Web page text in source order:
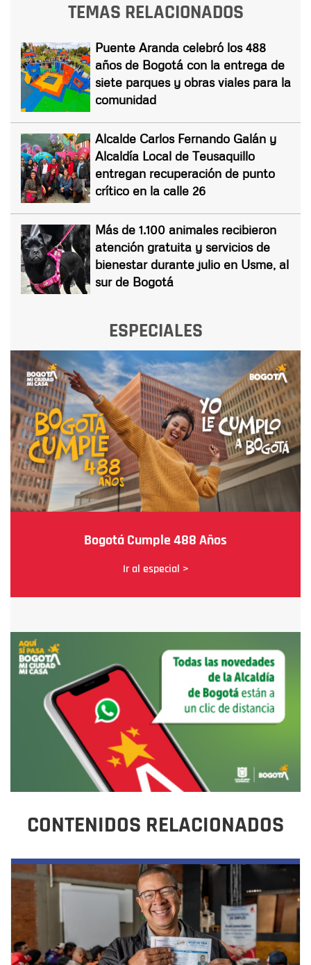
TEMAS RELACIONADOS
Puente Aranda celebró los 488
años de Bogotá con la entrega de
siete parques y obras viales para la
comunidad
Alcalde Carlos Fernando Galán y
Alcaldía Local de Teusaquillo
entregan recuperación de punto
crítico en la calle 26
Más de 1.100 animales recibieron
atención gratuita y servicios de
bienestar durante julio en Usme, al
sur de Bogotá
ESPECIALES
Bogotá Cumple 488 Años
Ir al especial >
CONTENIDOS RELACIONADOS